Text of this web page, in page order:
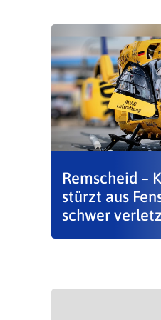
Remscheid –
stürzt aus
schwer